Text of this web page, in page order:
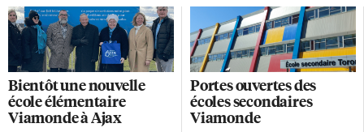
Bientôt une nouvelle
école élémentaire
Viamonde à Ajax
Portes ouvertes des
écoles secondaires
Viamonde